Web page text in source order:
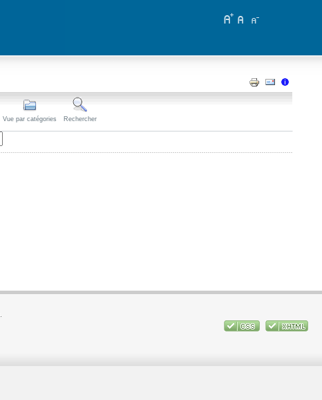
Vue par catégories Rechercher